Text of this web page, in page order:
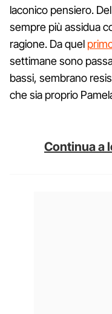
laconico pensiero.
sempre più assidua
ragione. Da quel
settimane sono
bassi, sembrano
che sia proprio
Continua a